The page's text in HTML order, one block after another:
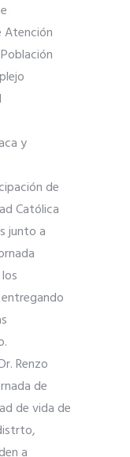
Atención
y
de
Católica
junto a
Renzo
de
de vida de